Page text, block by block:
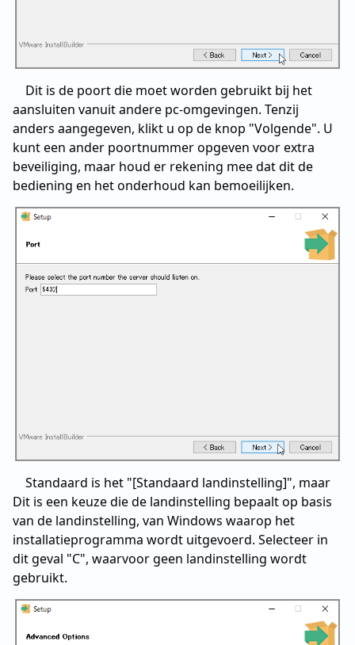
Dit is de poort die moet worden gebruikt bij het
aansluiten vanuit andere pc-omgevingen. Tenzij
anders aangegeven, klikt u op de knop "Volgende". U
kunt een ander poortnummer opgeven voor extra
beveiliging, maar houd er rekening mee dat dit de
bediening en het onderhoud kan bemoeilijken.
Standaard is het "[Standaard landinstelling]", maar
Dit is een keuze die de landinstelling bepaalt op basis
van de landinstelling, van Windows waarop het
installatieprogramma wordt uitgevoerd. Selecteer in
dit geval "C", waarvoor geen landinstelling wordt
gebruikt.